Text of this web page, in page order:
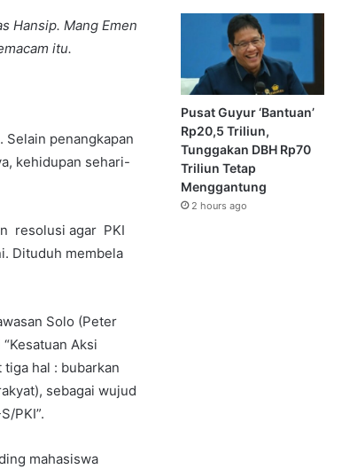
Hansip. Mang Emen
itu.
penangkapan
kehidupan sehari-
resolusi agar PKI
Dituduh membela
Solo (Peter
Aksi
hal : bubarkan
sebagai wujud
PKI”.
mahasiswa
Pusat Guyur ‘Bantuan’
Rp20,5 Triliun,
Tunggakan DBH Rp70
Triliun Tetap
Menggantung
2 hours ago